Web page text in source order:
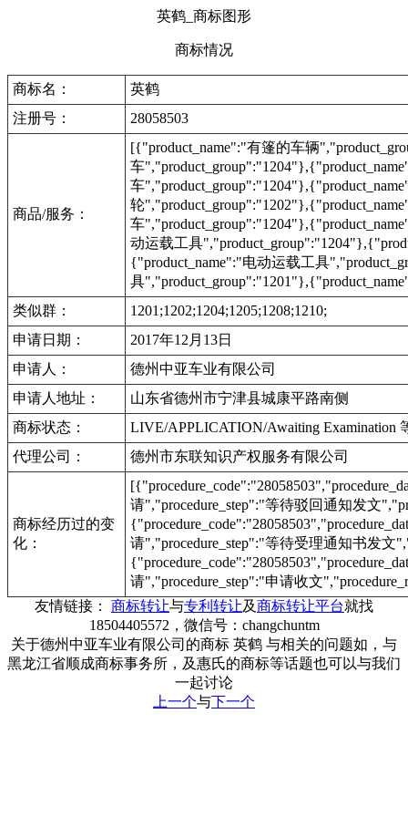
英鹤_商标图形
商标情况
商标名：
英鹤
注册号：
28058503
商品/服务：
[{"product_name":"有篷的车辆
车
车
轮
车
动运载工具
{"product_name":"电动运载工具
具
类似群：
1201;1202;1204;1205;1208;1210;
申请日期：
2017年12月13日
申请人：
德州中亚车业有限公司
申请人地址：
山东省德州市宁津县城康平路南侧
商标状态：
LIVE/APPLICATION/Awaiting Examination
代理公司：
德州市东联知识产权服务有限公司
商标经历过的变
化：
请","procedure_step":"等待驳回通知发文
请","procedure_step":"等待受理通知书发文
请","procedure_step":"申请收文
友情链接： 商标转让与专利转让及商标转让平台就找
18504405572，微信号：changchuntm
关于德州中亚车业有限公司的商标 英鹤 与相关的问题如，与
黑龙江省顺成商标事务所，及惠氏的商标等话题也可以与我们
一起讨论
上一个与下一个